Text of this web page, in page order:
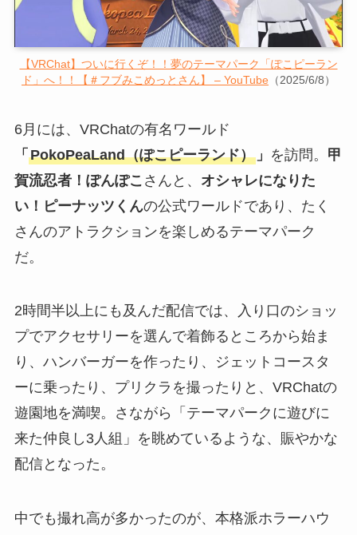
【VRChat】ついに行くぞ！！夢のテーマパーク「ぽこピーラン
ド」へ！！【＃フブみこめっとさん】 – YouTube （2025/6/8）
6月には、VRChatの有名ワールド
「 PokoPeaLand（ぽこピーランド）」 を訪問。 甲
賀流忍者！ぽんぽこ さんと、 オシャレになりた
い！ピーナッツくんの公式ワールドであり、たく
さんのアトラクションを楽しめるテーマパーク
だ。
2時間半以上にも及んだ配信では、入り口のショッ
プでアクセサリーを選んで着飾るところから始ま
り、ハンバーガーを作ったり、ジェットコースタ
ーに乗ったり、プリクラを撮ったりと、VRChatの
遊園地を満喫。さながら「テーマパークに遊びに
来た仲良し3人組」を眺めているような、賑やかな
配信となった。
中でも撮れ高が多かったのが、本格派ホラーハウ